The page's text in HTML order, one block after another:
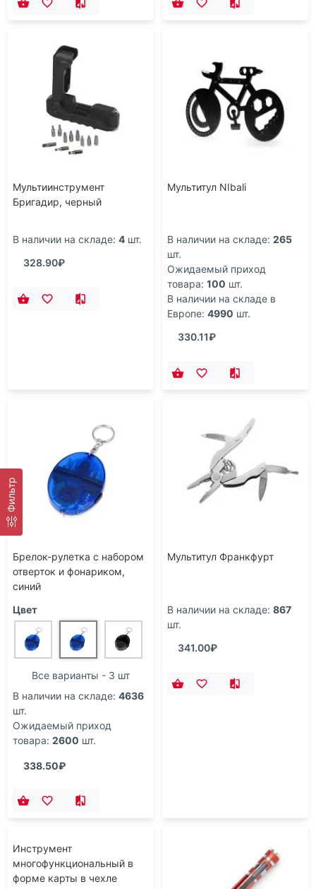
Фильтр
Мультиинструмент
Бригадир, черный
В наличии на складе: 4 шт.
328.90₽
Мультитул NIbali
В наличии на складе: 265
шт.
Ожидаемый приход
товара: 100 шт.
В наличии на складе в
Европе: 4990 шт.
330.11₽
Брелок-рулетка с набором
отверток и фонариком,
синий
Цвет
Все варианты - 3 шт
В наличии на складе: 4636
шт.
Ожидаемый приход
товара: 2600 шт.
338.50₽
Мультитул Франкфурт
В наличии на складе: 867
шт.
341.00₽